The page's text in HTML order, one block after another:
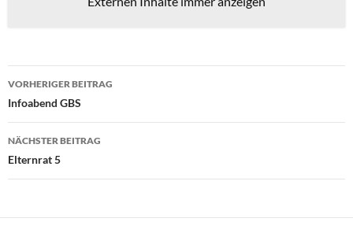
Beitragsnavigation
VORHERIGER BEITRAG
Infoabend GBS
NÄCHSTER BEITRAG
Elternrat 5